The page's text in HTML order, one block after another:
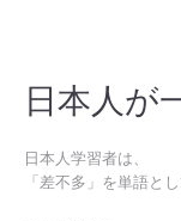
日本人が
日本人学習者は、
「差不多」を単語と